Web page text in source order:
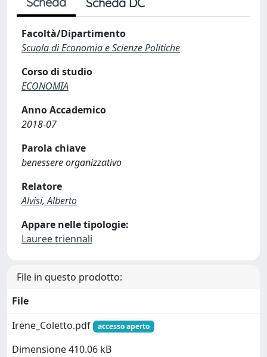
Facoltà/Dipartimento
Scuola di Economia e Scienze Politiche
Corso di studio
ECONOMIA
Anno Accademico
2018-07
Parola chiave
benessere organizzativo
Relatore
Alvisi, Alberto
Appare nelle tipologie:
Lauree triennali
File in questo prodotto:
File
Irene_Coletto.pdf
accesso aperto
Dimensione 410.06 kB